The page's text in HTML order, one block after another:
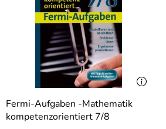
Fermi-Aufgaben -Mathematik
kompetenzorientiert 7/8